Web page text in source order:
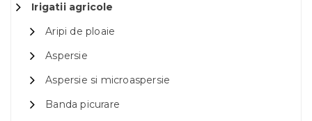
Irigatii agricole
Aripi de ploaie
Aspersie
Aspersie si microaspersie
Banda picurare